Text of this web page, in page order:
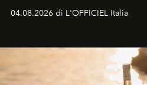
colonna sonora della stagione.
04.08.2026 di L'OFFICIEL Italia